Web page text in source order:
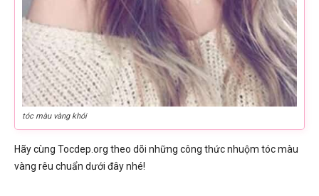
tóc màu vàng khói
Hãy cùng Tocdep.org theo dõi những công thức nhuộm tóc màu
vàng rêu chuẩn dưới đây nhé!